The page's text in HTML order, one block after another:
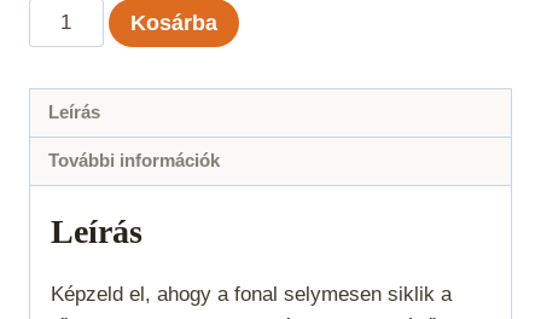
Kartopu
Lotus
Pisztácia
483
Kosárba
Leírás
További információk
Leírás
Képzeld el, ahogy a fonal selymesen siklik a